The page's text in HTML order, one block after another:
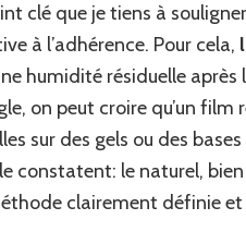
clé que je tiens à
à l’adhérence. Pour cela,
humidité résiduelle après
on peut croire qu’un
sur des gels ou des
constatent: le naturel,
clairement définie